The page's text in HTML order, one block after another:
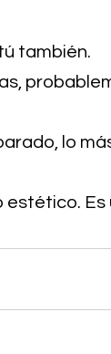
también.
lo
estético. Es